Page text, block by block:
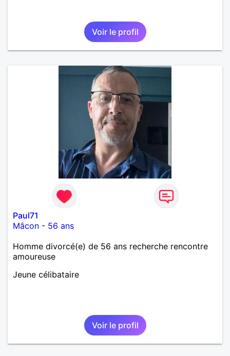
Voir le profil
Paul71
Mâcon - 56 ans
Homme divorcé(e) de 56 ans recherche rencontre
amoureuse
Jeune célibataire
Voir le profil